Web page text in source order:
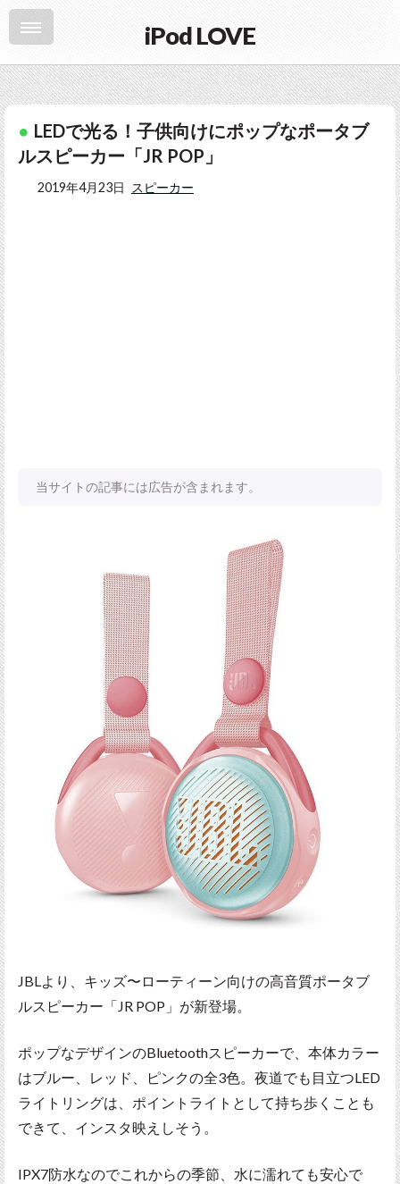
iPod LOVE
LEDで光る！子供向けにポップなポータブ
ルスピーカー「JR POP」
2019年4月23日 スピーカー
当サイトの記事には広告が含まれます。
JBLより、キッズ〜ローティーン向けの高音質ポータブ
ルスピーカー「JR POP」が新登場。
ポップなデザインのBluetoothスピーカーで、本体カラー
はブルー、レッド、ピンクの全3色。夜道でも目立つLED
ライトリングは、ポイントライトとして持ち歩くことも
できて、インスタ映えしそう。
IPX7防水なのでこれからの季節、水に濡れても安心で